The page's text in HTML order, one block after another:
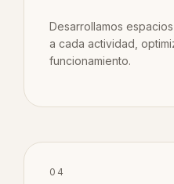
Desarrollamos
a cada actividad,
funcionamiento.
04